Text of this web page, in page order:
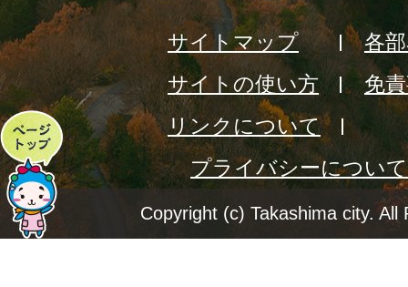
ペ
ー
ジ
サイトマップ
各
サイトの使い方
免
リンクについて
プライバシーについて
Copyright (c) Takashima city. All